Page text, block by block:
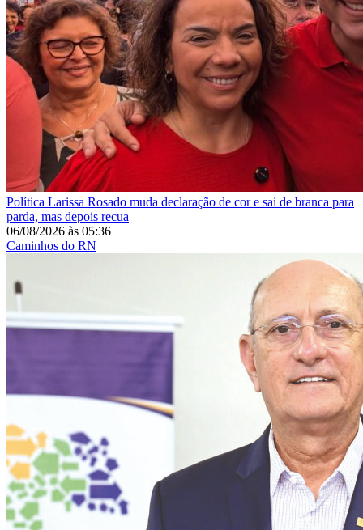
Política Larissa Rosado muda declaração de cor e sai de branca para
parda, mas depois recua
06/08/2026 às 05:36
Caminhos do RN